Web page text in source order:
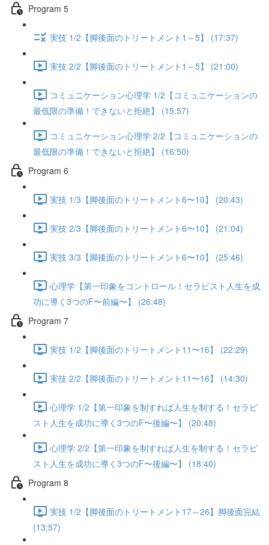
Program 5
実技 1/2【脚後面のトリートメント1～5】 (17:37)
実技 2/2【脚後面のトリートメント1～5】 (21:00)
コミュニケーション心理学 1/2【コミュニケーションの
最低限の準備！できないと拒絶】 (15:57)
コミュニケーション心理学 2/2【コミュニケーションの
最低限の準備！できないと拒絶】 (16:50)
Program 6
実技 1/3【脚後面のトリートメント6〜10】 (20:43)
実技 2/3【脚後面のトリートメント6〜10】 (21:04)
実技 3/3【脚後面のトリートメント6〜10】 (25:46)
心理学【第一印象をコントロール！セラピスト人生を成
功に導く3つのF〜前編〜】 (26:48)
Program 7
実技 1/2【脚後面のトリートメント11〜16】 (22:29)
実技 2/2【脚後面のトリートメント11〜16】 (14:30)
心理学 1/2【第一印象を制すれば人生を制する！セラピ
スト人生を成功に導く3つのF〜後編〜】 (20:48)
心理学 2/2【第一印象を制すれば人生を制する！セラピ
スト人生を成功に導く3つのF〜後編〜】 (18:40)
Program 8
実技 1/2【脚後面のトリートメント17～26】脚後面完結
(13:57)